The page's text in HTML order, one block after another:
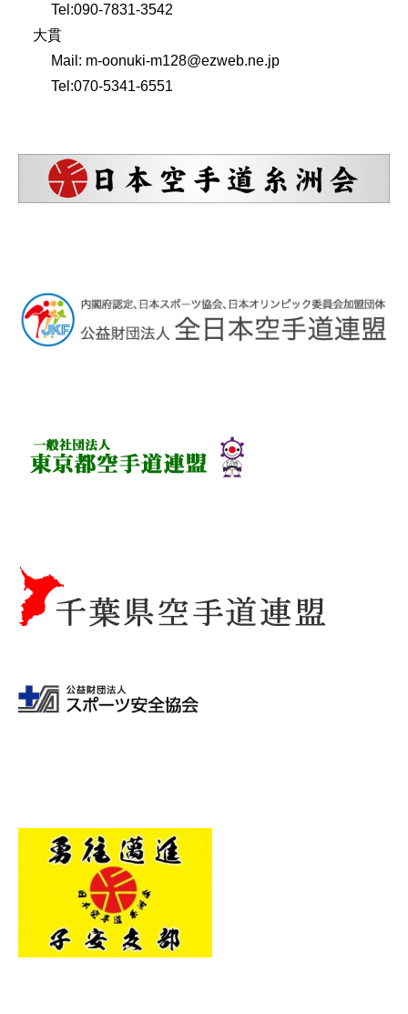
Tel:090-7831-3542
大貫
Mail: m-oonuki-m128@ezweb.ne.jp
Tel:070-5341-6551